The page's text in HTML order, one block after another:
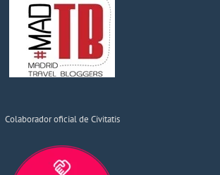
Colaborador oficial de Civitatis